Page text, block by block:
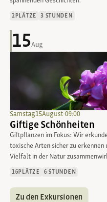
2 PLÄTZE 3 STUNDEN
15Aug
Samstag,15.August-09:00
Giftige Schönheiten
Giftpflanzen im Fokus: Wir
toxische Arten sicher zu
Vielfalt in der Natur
16PLÄTZE 6 STUNDEN
Zu den Exkursionen